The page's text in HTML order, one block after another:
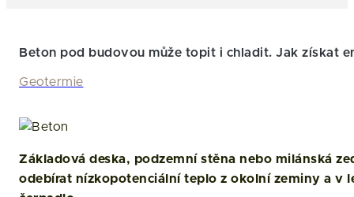
Beton pod budovou může topit i chladit. Jak získat
Geotermie
Základová deska, podzemní stěna nebo milánská
odebírat nízkopotenciální teplo z okolní zeminy a v